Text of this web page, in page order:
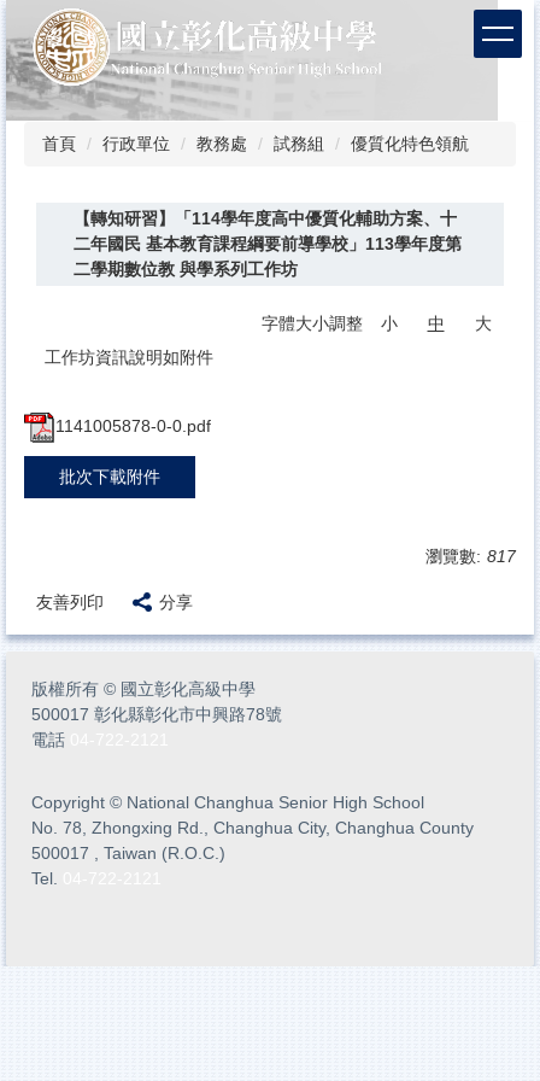
到
主
要
內
首頁 行政單位 教務處 試務組 優質化特色領航
【轉知研習】「114學年度高中優質化輔助方案、十
二年國民 基本教育課程綱要前導學校」113學年度第
二學期數位教 與學系列工作坊
字體大小調整 小 中
大
工作坊資訊說明如附件
1141005878-0-0.pdf
批次下載附件
瀏覽數: 817
友善列印 分享
版權所有 © 國立彰化高級中學
500017 彰化縣彰化市中興路78號
電話
Copyright © National Changhua Senior High School
No. 78, Zhongxing Rd., Changhua City, Changhua County
500017 , Taiwan (R.O.C.)
Tel.